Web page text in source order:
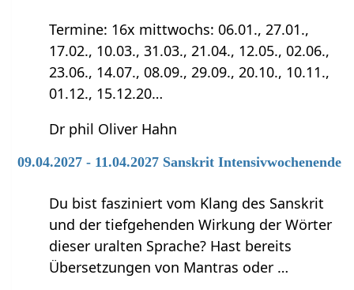
Termine: 16x mittwochs: 06.01., 27.01.,
17.02., 10.03., 31.03., 21.04., 12.05., 02.06.,
23.06., 14.07., 08.09., 29.09., 20.10., 10.11.,
01.12., 15.12.20…
Dr phil Oliver Hahn
09.04.2027 - 11.04.2027 Sanskrit Intensivwochenende
Du bist fasziniert vom Klang des Sanskrit
und der tiefgehenden Wirkung der Wörter
dieser uralten Sprache? Hast bereits
Übersetzungen von Mantras oder …